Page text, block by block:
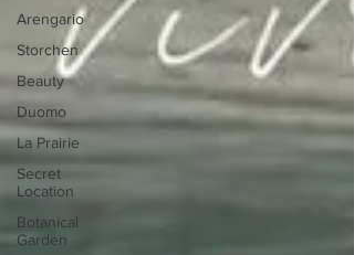
Arengario
Storchen
Beauty
Duomo
La Prairie
Secret
Location
Botanical
Garden